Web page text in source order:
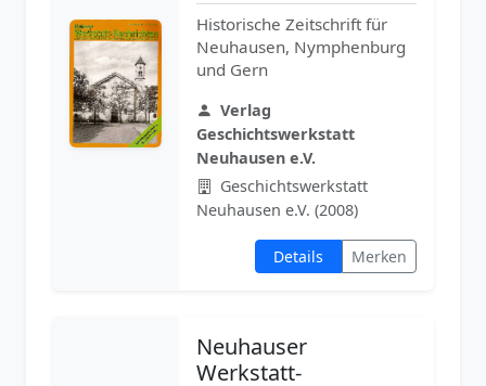
Historische Zeitschrift für
Neuhausen, Nymphenburg
und Gern
Verlag
Geschichtswerkstatt
Neuhausen e.V.
Geschichtswerkstatt
Neuhausen e.V. (2008)
Details Merken
Neuhauser
Werkstatt-